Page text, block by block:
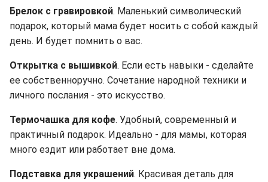
Брелок с гравировкой. Маленький символический
подарок, который мама будет носить с собой каждый
день. И будет помнить о вас.
Открытка с вышивкой. Если есть навыки - сделайте
ее собственноручно. Сочетание народной техники и
личного послания - это искусство.
Термочашка для кофе. Удобный, современный и
практичный подарок. Идеально - для мамы, которая
много ездит или работает вне дома.
Подставка для украшений. Красивая деталь для